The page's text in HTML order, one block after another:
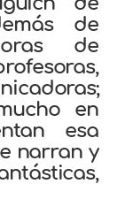
de
de
en
esa
narran y